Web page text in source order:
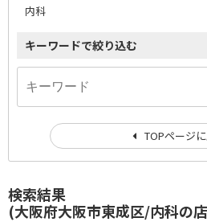
検索結果
(大阪府大阪市東成区/内科の
内科
キーワードで絞り込む
TOPページ